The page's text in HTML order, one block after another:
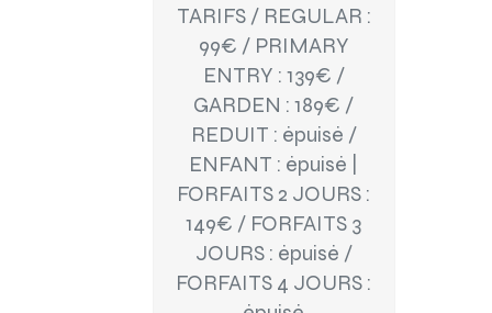
TARIFS / REGULAR :
99€ / PRIMARY
ENTRY : 139€ /
GARDEN : 189€ /
REDUIT : épuisé /
ENFANT : épuisé |
FORFAITS 2 JOURS :
149€ / FORFAITS 3
JOURS : épuisé /
FORFAITS 4 JOURS :